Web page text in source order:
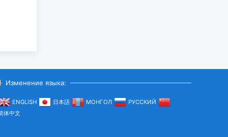
Изменение языка:
ENGLISH 日本語 МОНГОЛ
РУССКИЙ
体中文